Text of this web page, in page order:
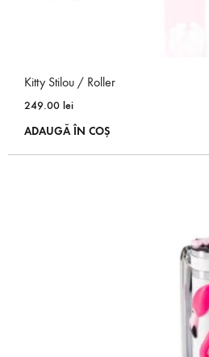
Kitty Stilou / Roller
249.00 lei
ADAUGĂ ÎN COȘ